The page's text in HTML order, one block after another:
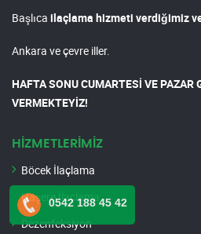
Başlıca ilaçlama hizmeti verdiğimiz
Ankara ve çevre iller.
HAFTA SONU CUMARTESİ VE PAZAR
VERMEKTEYİZ!
HİZMETLERİMİZ
Böcek İlaçlama
Haşere İlaçlama
Dezenfeksiyon
0542 188 45 42